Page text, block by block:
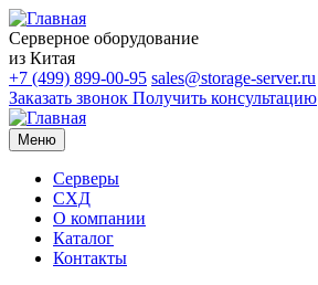
Серверное оборудование
из Китая
+7 (499) 899-00-95 sales@storage-server.ru
Заказать звонок Получить консультацию
Меню
Серверы
СХД
О компании
Каталог
Контакты